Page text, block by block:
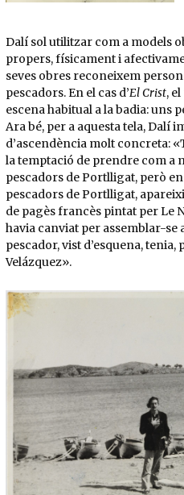
Dalí sol utilitzar com a models
propers, físicament i
seves obres reconeixem
pescadors. En el cas d’El Crist,
escena habitual a la badia: uns
Ara bé, per a aquesta tela, Dalí
d’ascendència molt concreta:
la temptació de prendre com a
pescadors de Portlligat, però
pescadors de Portlligat,
de pagès francès pintat per Le
havia canviat per assemblar-se
pescador, vist d’esquena, tenia,
Velázquez».